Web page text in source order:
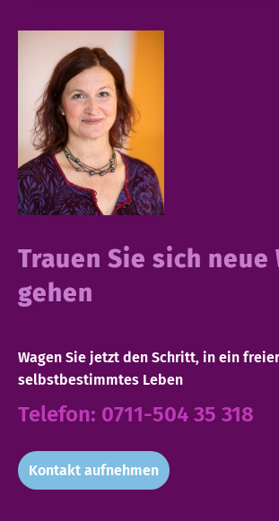
Trauen Sie sich neue
gehen
Wagen Sie jetzt den Schritt, in ein
selbstbestimmtes Leben
Telefon: 0711-504 35 318
Kontakt aufnehmen